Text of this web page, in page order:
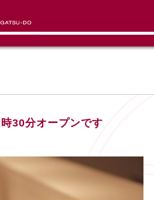
30分オープンです